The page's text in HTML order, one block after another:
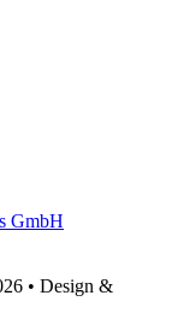
• Design &